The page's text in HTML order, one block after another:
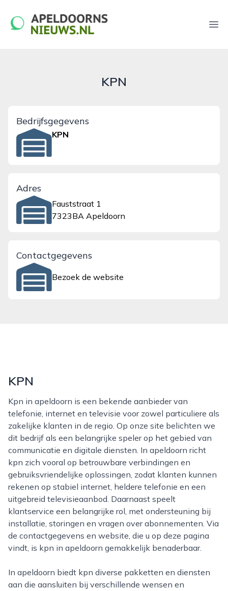
apeldoornsnieuws.nl
KPN
Bedrijfsgegevens
KPN
Adres
Fauststraat 1
7323BA Apeldoorn
Contactgegevens
Bezoek de website
KPN
Kpn in apeldoorn is een bekende aanbieder van
telefonie, internet en televisie voor zowel particuliere als
zakelijke klanten in de regio. Op onze site belichten we
dit bedrijf als een belangrijke speler op het gebied van
communicatie en digitale diensten. In apeldoorn richt
kpn zich vooral op betrouwbare verbindingen en
gebruiksvriendelijke oplossingen, zodat klanten kunnen
rekenen op stabiel internet, heldere telefonie en een
uitgebreid televisieaanbod. Daarnaast speelt
klantservice een belangrijke rol, met ondersteuning bij
installatie, storingen en vragen over abonnementen. Via
de contactgegevens en website, die u op deze pagina
vindt, is kpn in apeldoorn gemakkelijk benaderbaar.
In apeldoorn biedt kpn diverse pakketten en diensten
aan die aansluiten bij verschillende wensen en